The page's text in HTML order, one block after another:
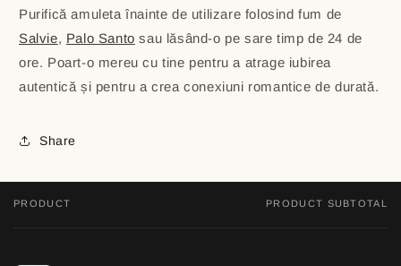
Purifică amuleta înainte de utilizare folosind fum de
Salvie, Palo Santo sau lăsând-o pe sare timp de 24 de
ore. Poart-o mereu cu tine pentru a atrage iubirea
autentică și pentru a crea conexiuni romantice de durată.
Share
Your
PRODUCT PRODUCT SUBTOTAL